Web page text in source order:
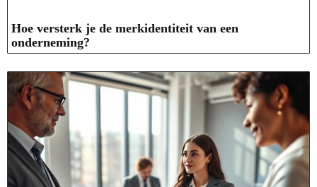
Hoe versterk je de merkidentiteit van een
onderneming?